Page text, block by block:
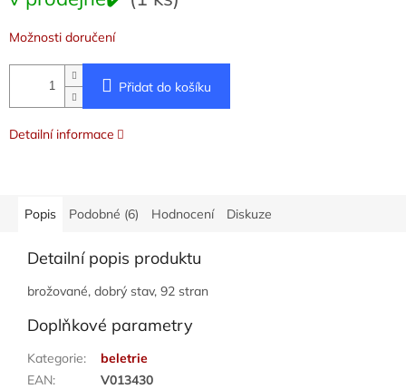
Možnosti doručení
Přidat do košíku
Detailní informace
Popis Podobné (6) Hodnocení Diskuze
Detailní popis produktu
brožované, dobrý stav, 92 stran
Doplňkové parametry
Kategorie:
beletrie
EAN:
V013430